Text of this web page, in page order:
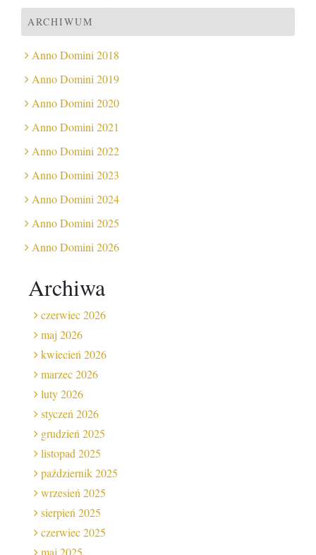
ARCHIWUM
Anno Domini 2018
Anno Domini 2019
Anno Domini 2020
Anno Domini 2021
Anno Domini 2022
Anno Domini 2023
Anno Domini 2024
Anno Domini 2025
Anno Domini 2026
Archiwa
czerwiec 2026
maj 2026
kwiecień 2026
marzec 2026
luty 2026
styczeń 2026
grudzień 2025
listopad 2025
październik 2025
wrzesień 2025
sierpień 2025
czerwiec 2025